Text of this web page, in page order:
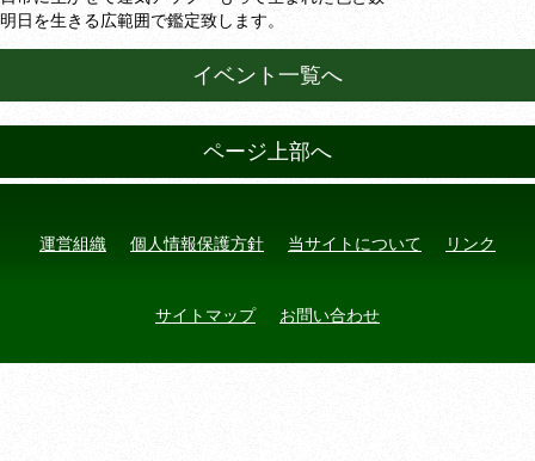
明日を生きる広範囲で鑑定致します。
イベント一覧へ
ページ上部へ
運営組織 個人情報保護方針 当サイトについて リンク
サイトマップ お問い合わせ